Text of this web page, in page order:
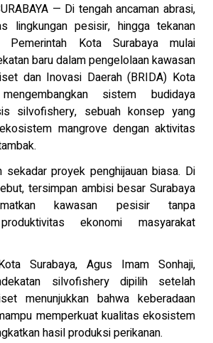
— Di tengah ancaman abrasi,
lingkungan pesisir, hingga tekanan
Pemerintah Kota Surabaya mulai
baru dalam pengelolaan kawasan
dan Inovasi Daerah (BRIDA) Kota
sistem budidaya
silvofishery, sebuah konsep yang
mangrove dengan aktivitas
sekadar proyek penghijauan biasa. Di
tersimpan ambisi besar Surabaya
kawasan pesisir tanpa
ekonomi masyarakat
Surabaya, Agus Imam Sonhaji,
silvofishery dipilih setelah
menunjukkan bahwa keberadaan
memperkuat kualitas ekosistem
hasil produksi perikanan.